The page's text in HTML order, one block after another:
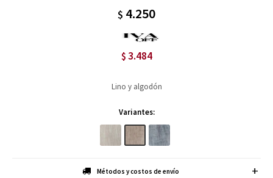
$ 4.250
$ 3.484
Lino y algodón
Variantes:
Métodos y costos de envío